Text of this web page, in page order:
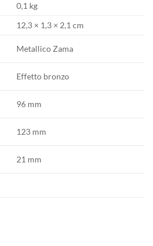
0,1 kg
12,3 × 1,3 × 2,1 cm
Metallico Zama
Effetto bronzo
96 mm
123 mm
21 mm